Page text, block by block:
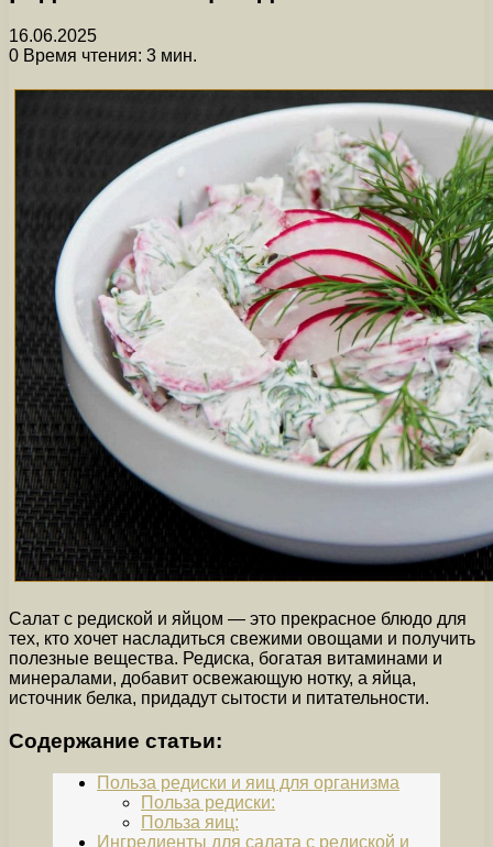
16.06.2025
0 Время чтения: 3 мин.
Салат с редиской и яйцом — это прекрасное блюдо для
тех, кто хочет насладиться свежими овощами и получить
полезные вещества. Редиска, богатая витаминами и
минералами, добавит освежающую нотку, а яйца,
источник белка, придадут сытости и питательности.
Содержание статьи:
Польза редиски и яиц для организма
Польза редиски:
Польза яиц:
Ингредиенты для салата с редиской и